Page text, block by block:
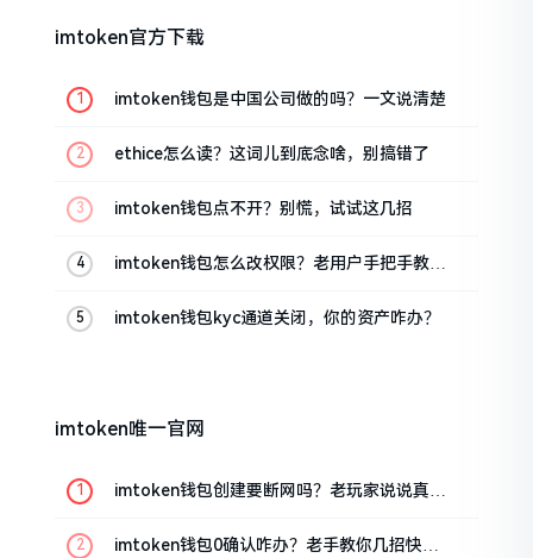
imtoken官方下载
imtoken钱包是中国公司做的吗？一文说清楚
ethice怎么读？这词儿到底念啥，别搞错了
imtoken钱包点不开？别慌，试试这几招
imtoken钱包怎么改权限？老用户手把手教你
imtoken钱包kyc通道关闭，你的资产咋办？
imtoken唯一官网
imtoken钱包创建要断网吗？老玩家说说真实
imtoken钱包0确认咋办？老手教你几招快速